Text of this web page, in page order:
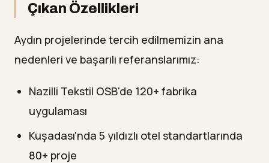
Çıkan Özellikleri
Aydın projelerinde tercih edilmemizin ana
nedenleri ve başarılı referanslarımız:
Nazilli Tekstil OSB'de 120+ fabrika
uygulaması
Kuşadası'nda 5 yıldızlı otel standartlarında
80+ proje